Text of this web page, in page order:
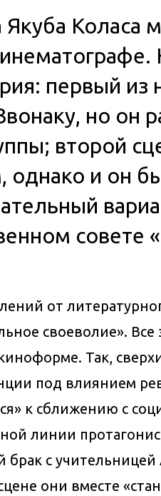
Якуба Коласа
первый из
но он
второй
и он
совете
от
своеволие».
Так,
под влиянием
к сближению с
линии
с
они вместе